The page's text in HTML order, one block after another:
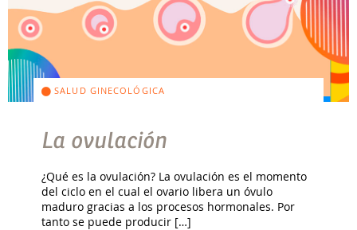
SALUD GINECOLÓGICA
La ovulación
¿Qué es la ovulación? La ovulación es el momento
del ciclo en el cual el ovario libera un óvulo
maduro gracias a los procesos hormonales. Por
tanto se puede producir […]